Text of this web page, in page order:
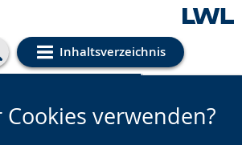
Inhaltsverzeichnis
Einstellungen
verwenden?